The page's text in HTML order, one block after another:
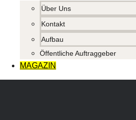
Über Uns
Kontakt
Aufbau
Öffentliche Auftraggeber
MAGAZIN